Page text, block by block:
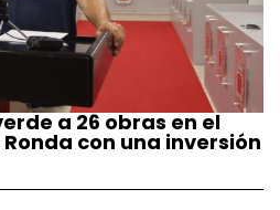
a 26 obras en el
con una inversión